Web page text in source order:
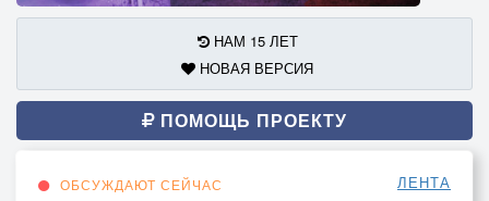
НАМ 15 ЛЕТ
НОВАЯ ВЕРСИЯ
ПОМОЩЬ ПРОЕКТУ
ОБСУЖДАЮТ СЕЙЧАС ЛЕНТА